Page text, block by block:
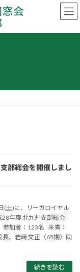
部総会を開催しまし
(土)に、リーガロイヤル
年度 北九州支部総会」
参加者：123名 来賓：
長、岩﨑 文正（65期）同
続きを読む